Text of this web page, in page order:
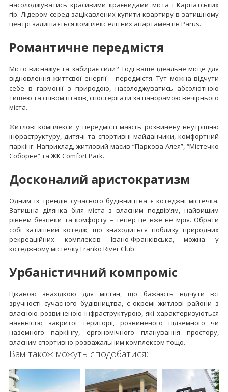
насолоджуватись красивими краєвидами міста і Карпатських
гір. Лідером серед зацікавлених купити квартиру в затишному
центрі залишається комплекс елітних апартаментів Parus.
Романтичне передмістя
Місто виснажує та забирає сили? Тоді ваше ідеальне місце для
відновлення життєвої енергії – передмістя. Тут можна відчути
себе в гармонії з природою, насолоджуватись абсолютною
тишею та співом птахів, спостерігати за панорамою вечірнього
міста.
Житлові комплекси у передмісті мають розвинену внутрішню
інфраструктуру, дитячі та спортивні майданчики, комфортний
паркінг. Наприклад, житловий масив “Паркова Алея”, “Містечко
Соборне” та ЖК Comfort Park.
Досконалий аристократизм
Одним із трендів сучасного будівництва є котеджні містечка.
Затишна ділянка біля міста з власним подвір’ям, найвищим
рівнем безпеки та комфорту – тепер це вже не мрія. Обрати
собі затишний котедж, що знаходиться поблизу природних
рекреаційних комплексів Івано-Франківська, можна у
котеджному містечку Franko River Club.
Урбаністичний компроміс
Цікавою знахідкою для містян, що бажають відчути всі
зручності сучасного будівництва, є окремі житлові райони з
власною розвиненою інфраструктурою, які характеризуються
наявністю закритої території, розвиненого підземного чи
наземного паркінгу, ергономічного планування простору,
власним спортивно-розважальним комплексом тощо.
Вам також можуть сподобатися: